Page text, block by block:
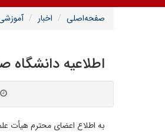
صفحه‌اصلی اخبار
اطلاعیه دانشگاه
۱۰ خرداد ۱۴۰۵ | ۰۸:۲۹